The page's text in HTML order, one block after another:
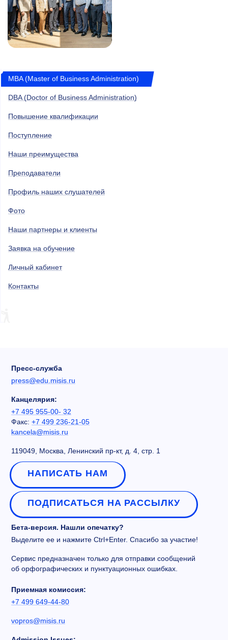
MBA (Master of Business Administration)
DBA (Doctor of Business Administration)
Повышение квалификации
Поступление
Наши преимущества
Преподаватели
Профиль наших слушателей
Фото
Наши партнеры и клиенты
Заявка на обучение
Личный кабинет
Контакты
Пресс-служба
press@edu.misis.ru
Канцелярия:
+7 495 955-00- 32
Факс: +7 499 236-21-05
kancela@misis.ru
119049, Москва, Ленинский пр-кт, д. 4, стр. 1
НАПИСАТЬ НАМ
ПОДПИСАТЬСЯ НА РАССЫЛКУ
Бета-версия. Нашли опечатку?
Выделите ее и нажмите Ctrl+Enter. Спасибо за участие!
Сервис предназначен только для отправки сообщений
об орфографических и пунктуационных ошибках.
Приемная комиссия:
+7 499 649-44-80
vopros@misis.ru